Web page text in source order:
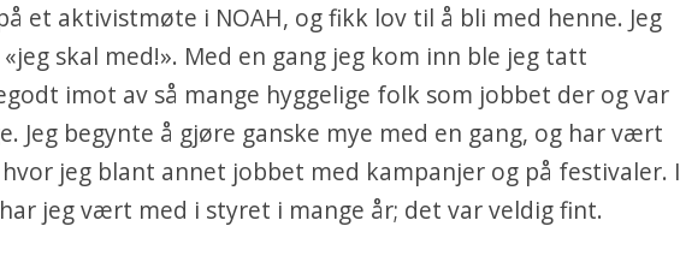
et aktivistmøte i NOAH, og fikk lov til å bli med henne. Jeg
skal med!». Med en gang jeg kom inn ble jeg tatt
imot av så mange hyggelige folk som jobbet der og var
Jeg begynte å gjøre ganske mye med en gang, og har vært
jeg blant annet jobbet med kampanjer og på festivaler. I
jeg vært med i styret i mange år; det var veldig fint.